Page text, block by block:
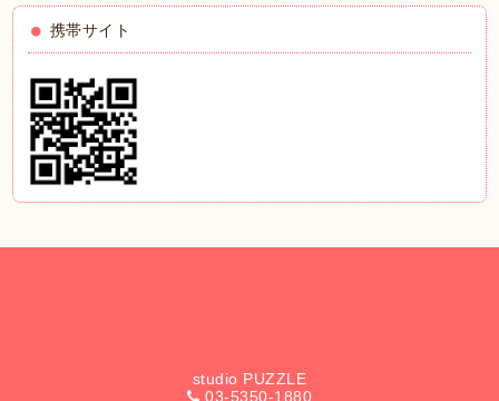
携帯サイト
studio PUZZLE
03-5350-1880